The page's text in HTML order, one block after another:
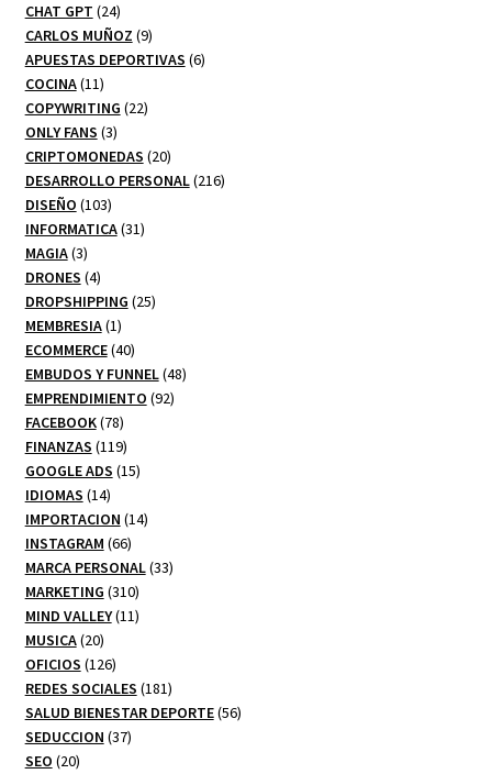
CHAT GPT 2424
productos
CARLOS MUÑOZ 99
productos
APUESTAS DEPORTIVAS 66
COCINA 1111
productos
COPYWRITING 2222
ONLY FANS 33
productos
CRIPTOMONEDAS 2020
productos
DESARROLLO PERSONAL 216216
DISEÑO 103103
productos
INFORMATICA 3131
MAGIA 33
productos
DRONES 44
productos
DROPSHIPPING 2525
MEMBRESIA 11
producto
ECOMMERCE 4040
productos
EMBUDOS Y FUNNEL 4848
EMPRENDIMIENTO 9292
FACEBOOK 7878
productos
FINANZAS 119119
productos
GOOGLE ADS 1515
IDIOMAS 1414
productos
IMPORTACION 1414
INSTAGRAM 6666
productos
MARCA PERSONAL 3333
MARKETING 310310
productos
MIND VALLEY 1111
MUSICA 2020
productos
OFICIOS 126126
productos
REDES SOCIALES 181181
productos
SALUD BIENESTAR DEPORTE 5656
SEDUCCION 3737
SEO 2020